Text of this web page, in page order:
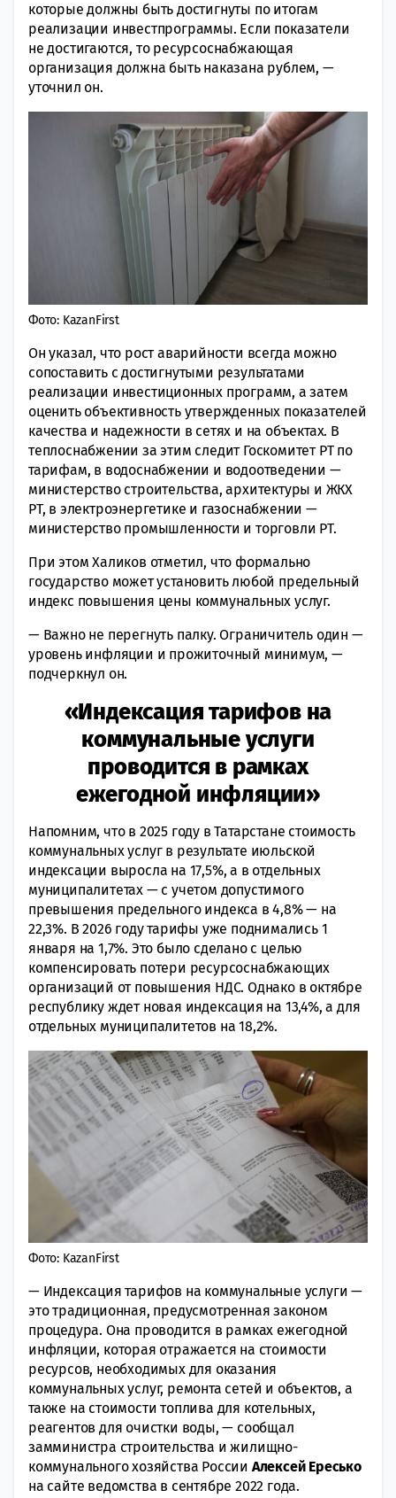
которые должны быть достигнуты по итогам
реализации инвестпрограммы. Если показатели
не достигаются, то ресурсоснабжающая
организация должна быть наказана рублем, —
уточнил он.
Фото: KazanFirst
Он указал, что рост аварийности всегда можно
сопоставить с достигнутыми результатами
реализации инвестиционных программ, а затем
оценить объективность утвержденных показателей
качества и надежности в сетях и на объектах. В
теплоснабжении за этим следит Госкомитет РТ по
тарифам, в водоснабжении и водоотведении —
министерство строительства, архитектуры и ЖКХ
РТ, в электроэнергетике и газоснабжении —
министерство промышленности и торговли РТ.
При этом Халиков отметил, что формально
государство может установить любой предельный
индекс повышения цены коммунальных услуг.
— Важно не перегнуть палку. Ограничитель один —
уровень инфляции и прожиточный минимум, —
подчеркнул он.
«Индексация тарифов на
коммунальные услуги
проводится в рамках
ежегодной инфляции»
Напомним, что в 2025 году в Татарстане стоимость
коммунальных услуг в результате июльской
индексации выросла на 17,5%, а в отдельных
муниципалитетах — с учетом допустимого
превышения предельного индекса в 4,8% — на
22,3%. В 2026 году тарифы уже поднимались 1
января на 1,7%. Это было сделано с целью
компенсировать потери ресурсоснабжающих
организаций от повышения НДС. Однако в октябре
республику ждет новая индексация на 13,4%, а для
отдельных муниципалитетов на 18,2%.
Фото: KazanFirst
— Индексация тарифов на коммунальные услуги —
это традиционная, предусмотренная законом
процедура. Она проводится в рамках ежегодной
инфляции, которая отражается на стоимости
ресурсов, необходимых для оказания
коммунальных услуг, ремонта сетей и объектов, а
также на стоимости топлива для котельных,
реагентов для очистки воды, — сообщал
замминистра строительства и жилищно-
коммунального хозяйства России Алексей Ересько
на сайте ведомства в сентябре 2022 года.